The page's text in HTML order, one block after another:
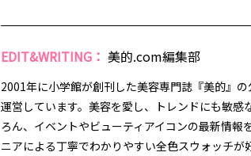
EDIT&WRITING： 美的.com編集部
2001年に小学館が創刊した美容専門誌『美的』
運営しています。美容を愛し、トレンドにも敏
ろん、イベントやビューティアイコンの最新情
ニアによる丁寧でわかりやすい全色スウォッチ